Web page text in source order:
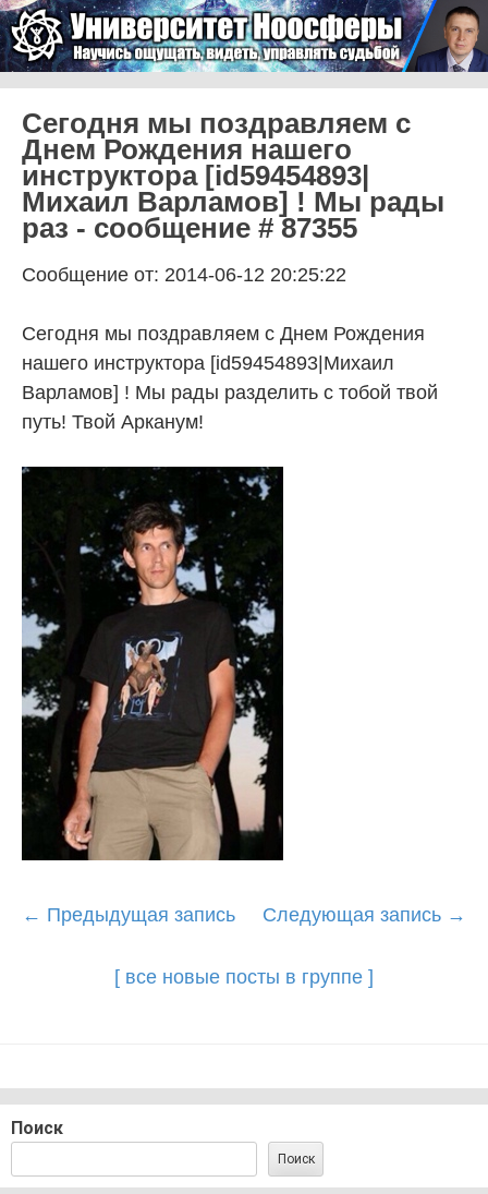
Университет Ноосферы
Сегодня мы поздравляем с
Днем Рождения нашего
инструктора [id59454893|
Михаил Варламов] ! Мы рады
раз - сообщение # 87355
Сообщение от: 2014-06-12 20:25:22
Сегодня мы поздравляем с Днем Рождения
нашего инструктора [id59454893|Михаил
Варламов] ! Мы рады разделить с тобой твой
путь! Твой Арканум!
Post
← Предыдущая запись Следующая запись →
[ все новые посты в группе ]
Поиск
Поиск